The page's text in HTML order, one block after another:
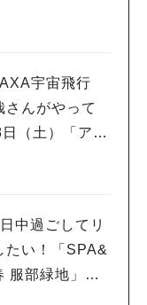
宇宙飛行
さんがやって
（土）「アマ
中過ごしてリ
たい！「SPA&
服部緑地」、